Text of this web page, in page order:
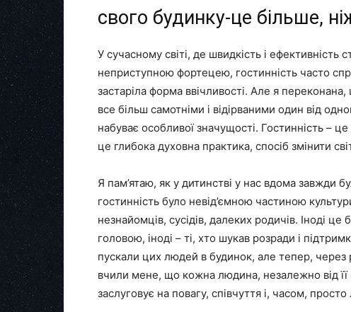
свого будинку-це більше,
У сучасному світі, де швидкість і
неприступною фортецею, гостинність часто
застаріла форма ввічливості. Але я
все більш самотніми і відірваними один від
набуває особливої значущості. Гостинність –
це глибока духовна практика, спосіб змінити
Я пам’ятаю, як у дитинстві у нас вдома завжди
гостинність було невід’ємною частиною
незнайомців, сусідів, далеких родичів. Іноді
головою, іноді – ті, хто шукав розради і
пускали цих людей в будинок, але тепер, через
вчили мене, що кожна людина, незалежно від
заслуговує на повагу, співчуття і, часом,